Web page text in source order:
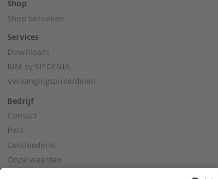
Shop
Shop bezoeken
Services
Downloads
BIM by SIEGENIA
Vervangingsonderdelen
Bedrijf
Contact
Pers
Geschiedenis
Onze waarden